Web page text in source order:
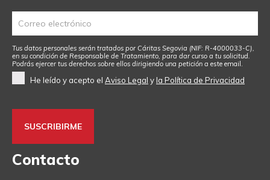
Tus datos personales serán tratados por Cáritas Segovia (NIF: R-4000033-C),
en su condición de Responsable de Tratamiento, para dar curso a tu solicitud.
Podrás ejercer tus derechos sobre ellos dirigiendo una petición a este email.
He leído y acepto el Aviso Legal yla Política de Privacidad
Contacto